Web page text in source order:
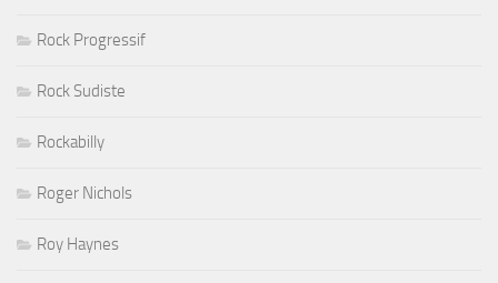
Rock Progressif
Rock Sudiste
Rockabilly
Roger Nichols
Roy Haynes